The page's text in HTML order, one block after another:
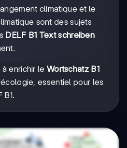
climatique et le
sont des sujets
DELF B1 Text schreiben
enrichir le Wortschatz B1
essentiel pour les
B1.